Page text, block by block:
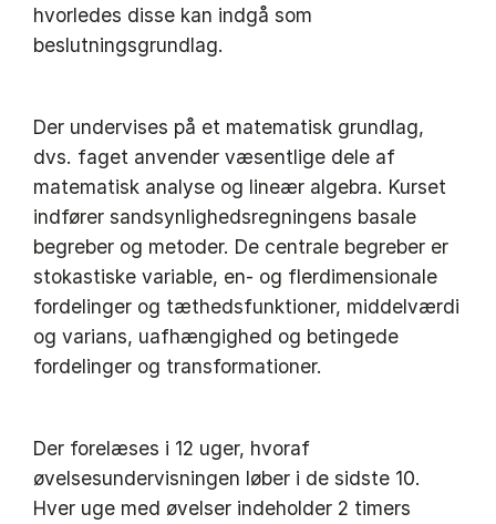
hvorledes disse kan indgå som
beslutningsgrundlag.
Der undervises på et matematisk grundlag,
dvs. faget anvender væsentlige dele af
matematisk analyse og lineær algebra. Kurset
indfører sandsynlighedsregningens basale
begreber og metoder. De centrale begreber er
stokastiske variable, en- og flerdimensionale
fordelinger og tæthedsfunktioner, middelværdi
og varians, uafhængighed og betingede
fordelinger og transformationer.
Der forelæses i 12 uger, hvoraf
øvelsesundervisningen løber i de sidste 10.
Hver uge med øvelser indeholder 2 timers